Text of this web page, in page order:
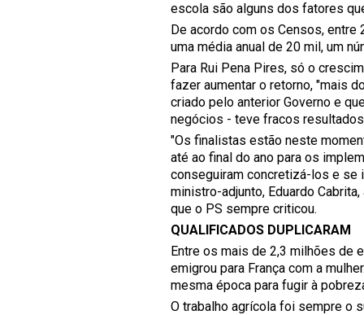
escola são alguns dos fatores
De acordo com os Censos,
uma média anual de 20 mil, um
Para Rui Pena Pires, só o
fazer aumentar o retorno, "mais
criado pelo anterior Governo e
negócios - teve fracos
"Os finalistas estão neste
até ao final do ano para os
conseguiram concretizá-los e se
ministro-adjunto, Eduardo
que o PS sempre criticou.
QUALIFICADOS DUPLICARAM
Entre os mais de 2,3 milhões de
emigrou para França com a
mesma época para fugir à
O trabalho agrícola foi sempre o